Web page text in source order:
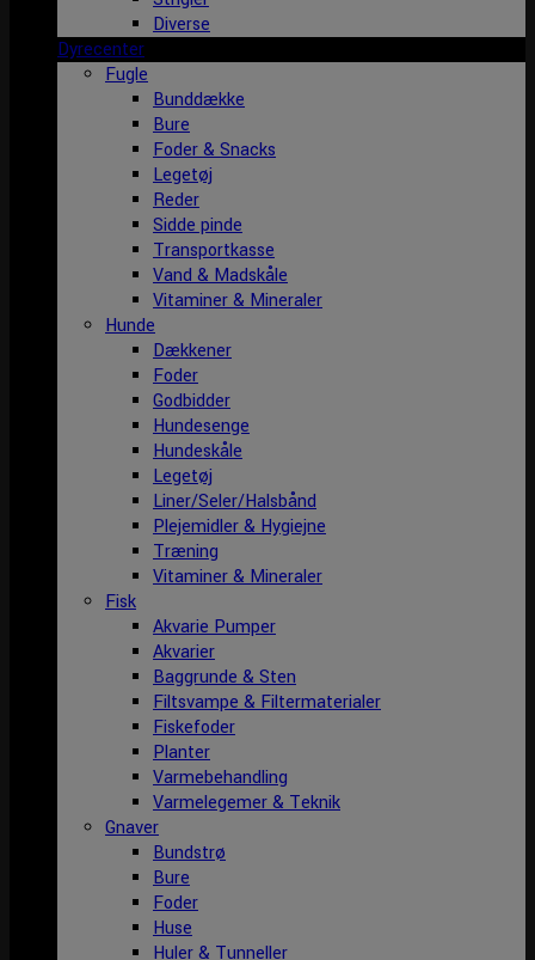
Diverse
Dyrecenter
Fugle
Bunddække
Bure
Foder & Snacks
Legetøj
Reder
Sidde pinde
Transportkasse
Vand & Madskåle
Vitaminer & Mineraler
Hunde
Dækkener
Foder
Godbidder
Hundesenge
Hundeskåle
Legetøj
Liner/Seler/Halsbånd
Plejemidler & Hygiejne
Træning
Vitaminer & Mineraler
Fisk
Akvarie Pumper
Akvarier
Baggrunde & Sten
Filtsvampe & Filtermaterialer
Fiskefoder
Planter
Varmebehandling
Varmelegemer & Teknik
Gnaver
Bundstrø
Bure
Foder
Huse
Huler & Tunneller